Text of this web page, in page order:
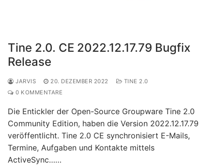
Tine 2.0. CE 2022.12.17.79 Bugfix
Release
JARVIS 20. DEZEMBER 2022
TINE 2.0
0 KOMMENTARE
Die Entickler der Open-Source Groupware Tine 2.0
Community Edition, haben die Version 2022.12.17.79
veröffentlicht. Tine 2.0 CE synchronisiert E-Mails,
Termine, Aufgaben und Kontakte mittels
ActiveSync……